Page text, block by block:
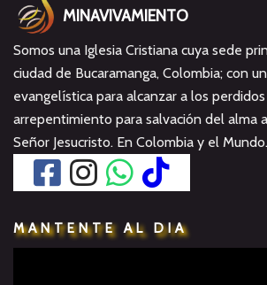
MINAVIVAMIENTO
Somos una Iglesia Cristiana cuya sede
ciudad de Bucaramanga, Colombia; con
evangelística para alcanzar a los
arrepentimiento para salvación del alma
Señor Jesucristo. En Colombia y el Mundo.
MANTENTE AL DIA